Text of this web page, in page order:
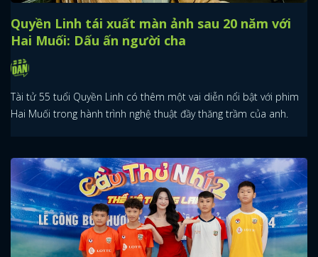
Quyền Linh tái xuất màn ảnh sau 20 năm với
Hai Muối: Dấu ấn người cha
Tài tử 55 tuổi Quyền Linh có thêm một vai diễn nổi bật với phim
Hai Muối trong hành trình nghệ thuật đầy thăng trầm của anh.